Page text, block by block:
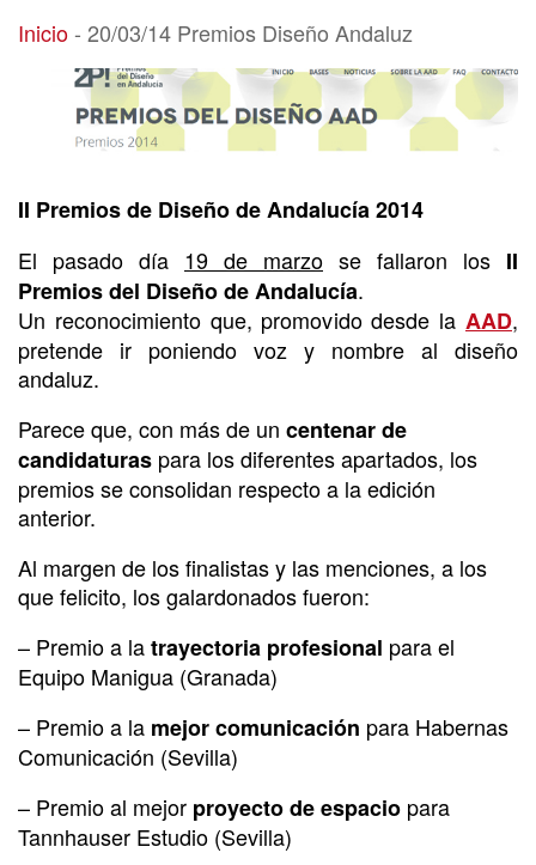
20/03/14 Premios Diseño Andaluz
Inicio- 20/03/14 Premios Diseño Andaluz
II Premios de Diseño de Andalucía 2014
El pasado día 19 de marzo se fallaron los II
Premios del Diseño de Andalucía.
Un reconocimiento que, promovido desde la AAD,
pretende ir poniendo voz y nombre al diseño
andaluz.
Parece que, con más de un centenar de
candidaturas para los diferentes apartados, los
premios se consolidan respecto a la edición
anterior.
Al margen de los finalistas y las menciones, a los
que felicito, los galardonados fueron:
– Premio a latrayectoria profesional para el
Equipo Manigua (Granada)
– Premio a la mejor comunicación para Habernas
Comunicación (Sevilla)
– Premio al mejor proyecto de espacio para
Tannhauser Estudio (Sevilla)